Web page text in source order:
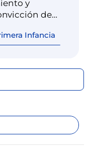
y
de
en el
más justo,
Infancia